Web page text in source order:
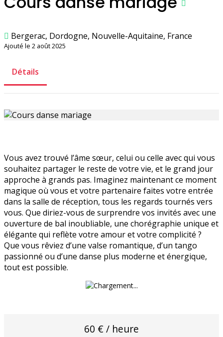
Bergerac, Dordogne, Nouvelle-Aquitaine, France
Ajouté le 2 août 2025
Détails
Vous avez trouvé l’âme sœur, celui ou celle avec qui vous
souhaitez partager le reste de votre vie, et le grand jour
approche à grands pas. Imaginez maintenant ce moment
magique où vous et votre partenaire faites votre entrée
dans la salle de réception, tous les regards tournés vers
vous. Que diriez-vous de surprendre vos invités avec une
ouverture de bal inoubliable, une chorégraphie unique et
élégante qui reflète votre amour et votre complicité ?
Que vous rêviez d’une valse romantique, d’un tango
passionné ou d’une danse plus moderne et énergique,
tout est possible.
60 € / heure